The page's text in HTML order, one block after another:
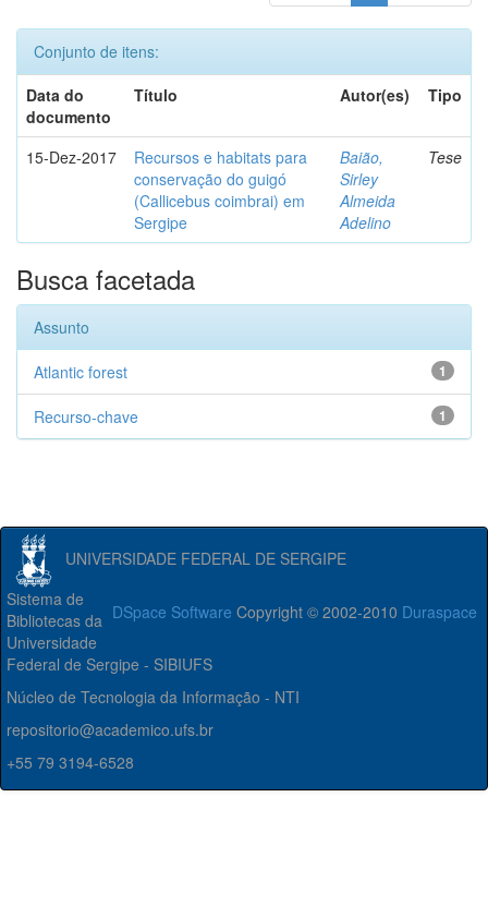
Conjunto de itens:
Data do
documento
Título Autor(es) Tipo
15-Dez-2017
Recursos e habitats para
conservação do guigó
(Callicebus coimbrai) em
Sergipe
Baião,
Sirley
Almeida
Adelino
Tese
Busca facetada
Assunto
1
Atlantic forest
1
Recurso-chave
UNIVERSIDADE FEDERAL DE SERGIPE
DSpace Software Copyright © 2002-2010 Duraspace
Sistema de
Bibliotecas da
Universidade
Federal de Sergipe - SIBIUFS
Núcleo de Tecnologia da Informação - NTI
repositorio@academico.ufs.br
+55 79 3194-6528